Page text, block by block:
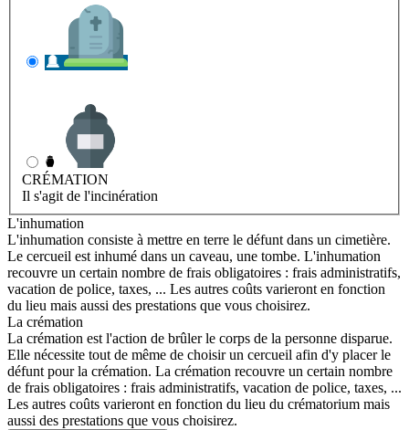
CRÉMATION
Il s'agit de l'incinération
L'inhumation
L'inhumation consiste à mettre en terre le défunt dans un cimetière.
Le cercueil est inhumé dans un caveau, une tombe. L'inhumation
recouvre un certain nombre de frais obligatoires : frais administratifs,
vacation de police, taxes, ... Les autres coûts varieront en fonction
du lieu mais aussi des prestations que vous choisirez.
La crémation
La crémation est l'action de brûler le corps de la personne disparue.
Elle nécessite tout de même de choisir un cercueil afin d'y placer le
défunt pour la crémation. La crémation recouvre un certain nombre
de frais obligatoires : frais administratifs, vacation de police, taxes, ...
Les autres coûts varieront en fonction du lieu du crématorium mais
aussi des prestations que vous choisirez.